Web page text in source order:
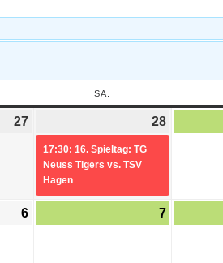
SA.
27 28
17:30: 16. Spieltag: TG
Neuss Tigers vs. TSV
Hagen
6 7